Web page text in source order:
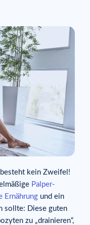
kein Zweifel!
Palper-
Ernährung und ein
sollte: Diese guten
zu „drainieren“,